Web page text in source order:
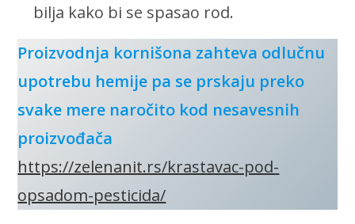
bilja kako bi se spasao rod.
Proizvodnja kornišona zahteva odlučnu
upotrebu hemije pa se prskaju preko
svake mere naročito kod nesavesnih
proizvođača
https://zelenanit.rs/krastavac-pod-
opsadom-pesticida/